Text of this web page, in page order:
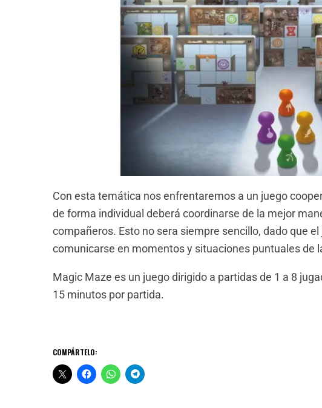
Con esta temática nos enfrentaremos a un juego
de forma individual deberá coordinarse de la mejor
compañeros. Esto no sera siempre sencillo, dado que
comunicarse en momentos y situaciones puntuales de
Magic Maze es un juego dirigido a partidas de 1 a 8
15 minutos por partida.
COMPÁRTELO: